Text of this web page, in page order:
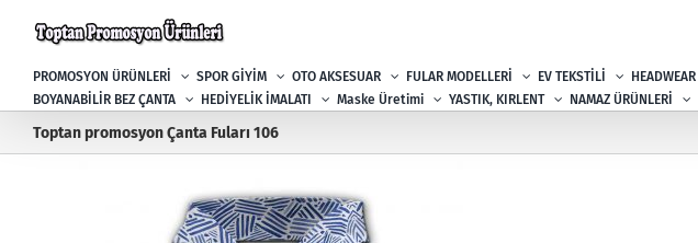
PROMOSYON ÜRÜNLERİ SPOR GİYİM OTO AKSESUAR FULAR MODELLERİ EV TEKSTİLİ HEADWEAR
BOYANABİLİR BEZ ÇANTA
HEDİYELİK İMALATI Maske Üretimi YASTIK, KIRLENT NAMAZ ÜRÜNLERİ
Toptan promosyon Çanta Fuları 106